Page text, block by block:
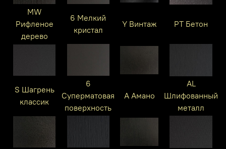
MW
Рифленое
дерево
6 Мелкий
кристал
Y Винтаж PT Бетон
S Шагрень
классик
6
Суперматовая
поверхность
A Амано
AL
Шлифованный
металл